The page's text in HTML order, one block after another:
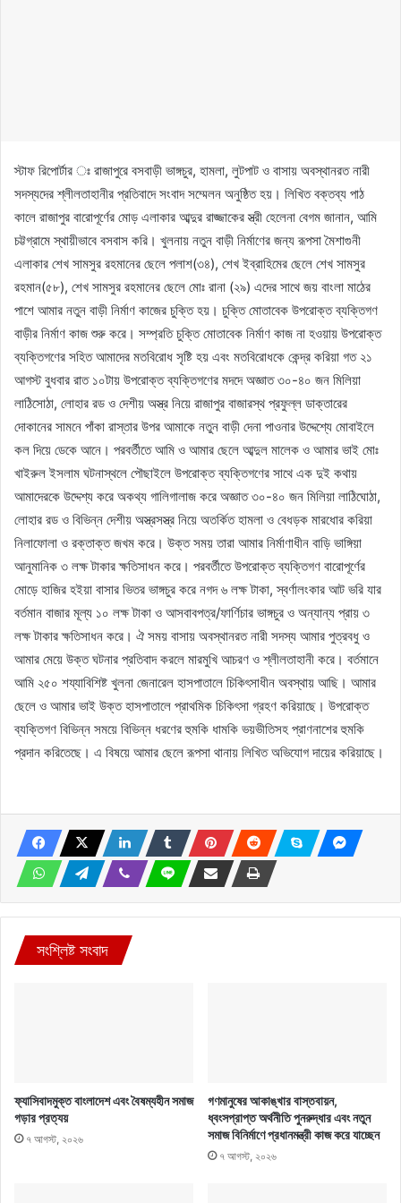
স্টাফ রিপোর্টার ঃ রাজাপুরে বসবাড়ী ভাঙ্গচুর, হামলা, লুটপাট ও বাসায় অবস্থানরত নারী
সদস্যদের শ্লীলতাহানীর প্রতিবাদে সংবাদ সম্মেলন অনুষ্ঠিত হয়। লিখিত বক্তব্য পাঠ
কালে রাজাপুর বারোপূর্ণের মোড় এলাকার আব্দুর রাজ্জাকের স্ত্রী হেলেনা বেগম জানান, আমি
চট্টগ্রামে স্থায়ীভাবে বসবাস করি। খুলনায় নতুন বাড়ী নির্মাণের জন্য রূপসা মৈশাগুনী
এলাকার শেখ সামসুর রহমানের ছেলে পলাশ(৩৪), শেখ ইব্রাহিমের ছেলে শেখ সামসুর
রহমান(৫৮), শেখ সামসুর রহমানের ছেলে মোঃ রানা (২৯) এদের সাথে জয় বাংলা মাঠের
পাশে আমার নতুন বাড়ী নির্মাণ কাজের চুক্তি হয়। চুক্তি মোতাবেক উপরোক্ত ব্যক্তিগণ
বাড়ীর নির্মাণ কাজ শুরু করে। সম্প্রতি চুক্তি মোতাবেক নির্মাণ কাজ না হওয়ায় উপরোক্ত
ব্যক্তিগণের সহিত আমাদের মতবিরোধ সৃষ্টি হয় এবং মতবিরোধকে কেন্দ্র করিয়া গত ২১
আগস্ট বুধবার রাত ১০টায় উপরোক্ত ব্যক্তিগণের মদদে অজ্ঞাত ৩০-৪০ জন মিলিয়া
লাঠিসোঠা, লোহার রড ও দেশীয় অস্ত্র নিয়ে রাজাপুর বাজারস্থ প্রফুল্ল ডাক্তারের
দোকানের সামনে পাঁকা রাস্তার উপর আমাকে নতুন বাড়ী দেনা পাওনার উদ্দেশ্যে মোবাইলে
কল দিয়ে ডেকে আনে। পরবর্তীতে আমি ও আমার ছেলে আব্দুল মালেক ও আমার ভাই মোঃ
খাইরুল ইসলাম ঘটনাস্থলে পৌছাইলে উপরোক্ত ব্যক্তিগণের সাথে এক দুই কথায়
আমাদেরকে উদ্দেশ্য করে অকথ্য গালিগালাজ করে অজ্ঞাত ৩০-৪০ জন মিলিয়া লাঠিঘোঠা,
লোহার রড ও বিভিন্ন দেশীয় অস্ত্রসস্ত্র নিয়ে অতর্কিত হামলা ও বেধড়ক মারধোর করিয়া
নিলাফোলা ও রক্তাক্ত জখম করে। উক্ত সময় তারা আমার নির্মাণাধীন বাড়ি ভাঙ্গিয়া
আনুমানিক ৩ লক্ষ টাকার ক্ষতিসাধন করে। পরবর্তীতে উপরোক্ত ব্যক্তিগণ বারোপূর্ণের
মোড়ে হাজির হইয়া বাসার ভিতর ভাঙ্গচুর করে নগদ ৬ লক্ষ টাকা, স্বর্ণালংকার আট ভরি যার
বর্তমান বাজার মূল্য ১০ লক্ষ টাকা ও আসবাবপত্র/ফার্ণিচার ভাঙ্গচুর ও অন্যান্য প্রায় ৩
লক্ষ টাকার ক্ষতিসাধন করে। ঐ সময় বাসায় অবস্থানরত নারী সদস্য আমার পুত্রবধু ও
আমার মেয়ে উক্ত ঘটনার প্রতিবাদ করলে মারমুখি আচরণ ও শ্লীলতাহানী করে। বর্তমানে
আমি ২৫০ শয্যাবিশিষ্ট খুলনা জেনারেল হাসপাতালে চিকিৎসাধীন অবস্থায় আছি। আমার
ছেলে ও আমার ভাই উক্ত হাসপাতালে প্রাথমিক চিকিৎসা গ্রহণ করিয়াছে। উপরোক্ত
ব্যক্তিগণ বিভিন্ন সময়ে বিভিন্ন ধরণের হুমকি ধামকি ভয়ভীতিসহ প্রাণনাশের হুমকি
প্রদান করিতেছে। এ বিষয়ে আমার ছেলে রূপসা থানায় লিখিত অভিযোগ দায়ের করিয়াছে।
সংশ্লিষ্ট সংবাদ
ফ্যাসিবাদমুক্ত বাংলাদেশ এবং বৈষম্যহীন সমাজ
গড়ার প্রত্যয়
৭ আগস্ট, ২০২৬
গণমানুষের আকাঙ্খার বাস্তবায়ন,
ধ্বংসপ্রাপ্ত অর্থনীতি পুনরুদ্ধার এবং নতুন
সমাজ বিনির্মাণে প্রধানমন্ত্রী কাজ করে যাচ্ছেন
৭ আগস্ট, ২০২৬